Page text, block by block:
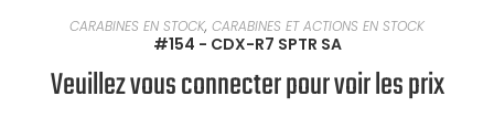
EN SAVOIR PLUS
CARABINES EN STOCK, CARABINES ET ACTIONS EN STOCK
#154 - CDX-R7 SPTR SA
Veuillez vous connecter pour voir les prix